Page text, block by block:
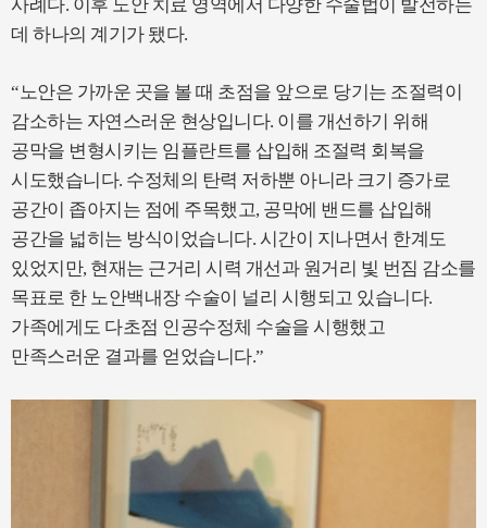
사례다. 이후 노안 치료 영역에서 다양한 수술법이 발전하는
데 하나의 계기가 됐다.
“노안은 가까운 곳을 볼 때 초점을 앞으로 당기는 조절력이
감소하는 자연스러운 현상입니다. 이를 개선하기 위해
공막을 변형시키는 임플란트를 삽입해 조절력 회복을
시도했습니다. 수정체의 탄력 저하뿐 아니라 크기 증가로
공간이 좁아지는 점에 주목했고, 공막에 밴드를 삽입해
공간을 넓히는 방식이었습니다. 시간이 지나면서 한계도
있었지만, 현재는 근거리 시력 개선과 원거리 빛 번짐 감소를
목표로 한 노안백내장 수술이 널리 시행되고 있습니다.
가족에게도 다초점 인공수정체 수술을 시행했고
만족스러운 결과를 얻었습니다.”